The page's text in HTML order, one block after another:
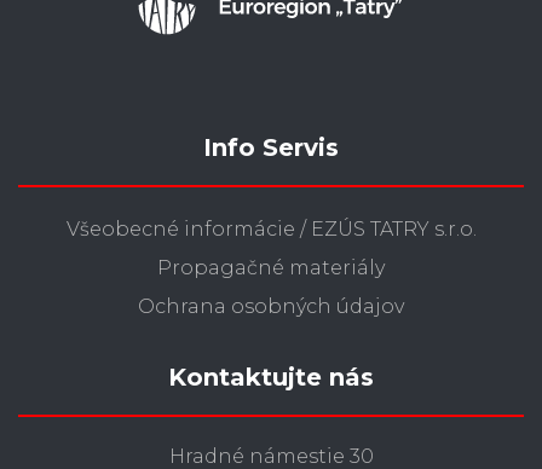
Info Servis
Všeobecné informácie / EZÚS TATRY s.r.o.
Propagačné materiály
Ochrana osobných údajov
Kontaktujte nás
Hradné námestie 30